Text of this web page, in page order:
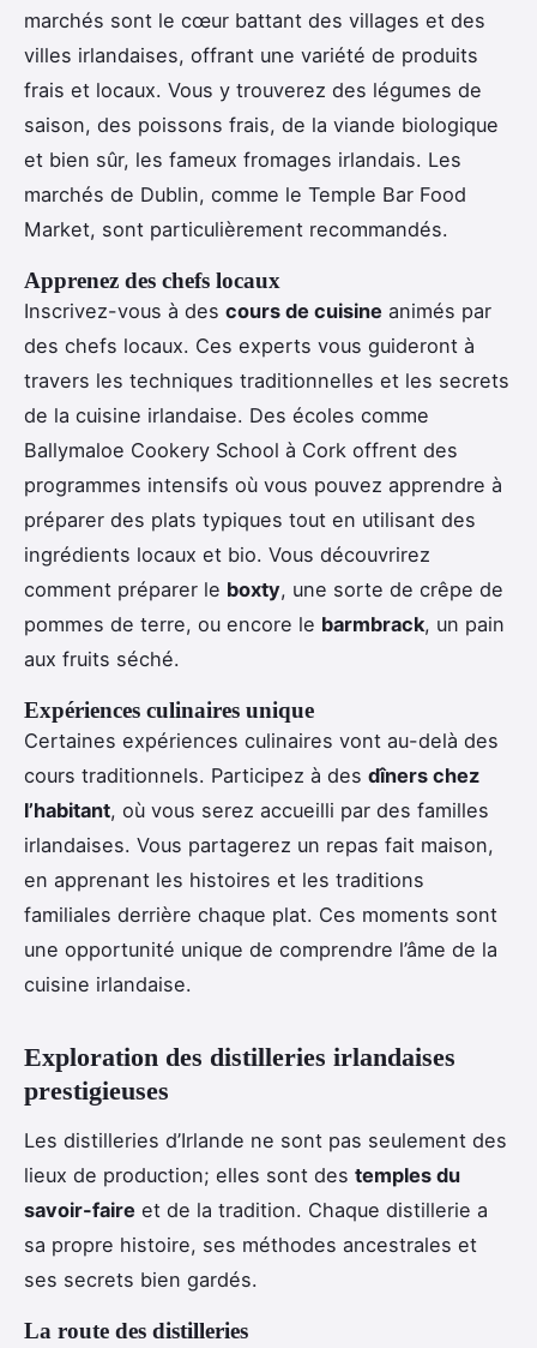
marchés sont le cœur battant des villages et des
villes irlandaises, offrant une variété de produits
frais et locaux. Vous y trouverez des légumes de
saison, des poissons frais, de la viande biologique
et bien sûr, les fameux fromages irlandais. Les
marchés de Dublin, comme le Temple Bar Food
Market, sont particulièrement recommandés.
Apprenez des chefs locaux
Inscrivez-vous à des cours de cuisine animés par
des chefs locaux. Ces experts vous guideront à
travers les techniques traditionnelles et les secrets
de la cuisine irlandaise. Des écoles comme
Ballymaloe Cookery School à Cork offrent des
programmes intensifs où vous pouvez apprendre à
préparer des plats typiques tout en utilisant des
ingrédients locaux et bio. Vous découvrirez
comment préparer le boxty, une sorte de crêpe de
pommes de terre, ou encore le barmbrack, un pain
aux fruits séché.
Expériences culinaires unique
Certaines expériences culinaires vont au-delà des
cours traditionnels. Participez à des dîners chez
l’habitant, où vous serez accueilli par des familles
irlandaises. Vous partagerez un repas fait maison,
en apprenant les histoires et les traditions
familiales derrière chaque plat. Ces moments sont
une opportunité unique de comprendre l’âme de la
cuisine irlandaise.
Exploration des distilleries irlandaises
prestigieuses
Les distilleries d’Irlande ne sont pas seulement des
lieux de production; elles sont des temples du
savoir-faire et de la tradition. Chaque distillerie a
sa propre histoire, ses méthodes ancestrales et
ses secrets bien gardés.
La route des distilleries